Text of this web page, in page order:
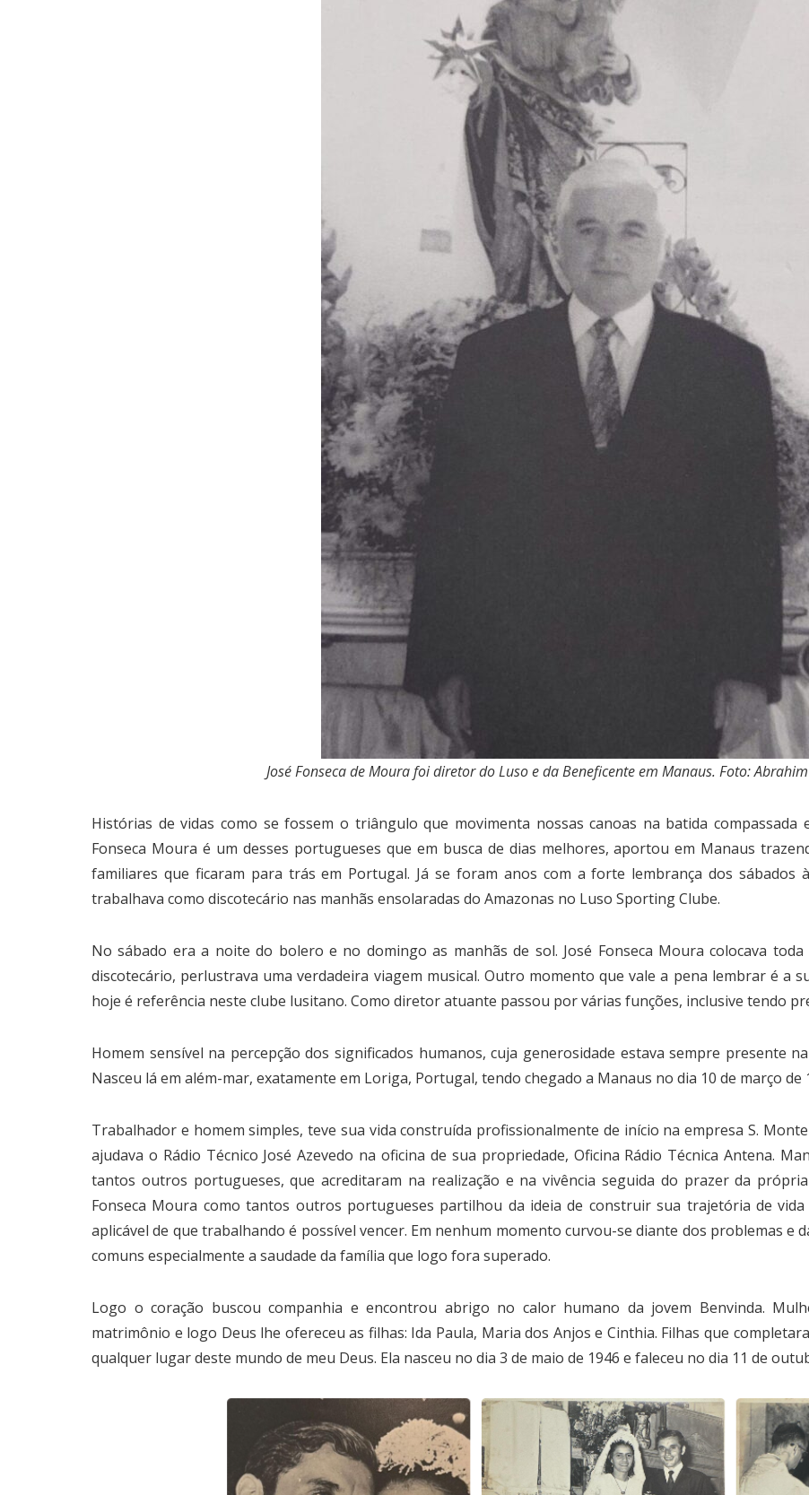
José Fonseca de Moura foi diretor do Luso e da Beneficente em Manaus. Foto:
Histórias de vidas como se fossem o triângulo que movimenta nossas canoas na batida compassada
Fonseca Moura é um desses portugueses que em busca de dias melhores, aportou em Manaus
familiares que ficaram para trás em Portugal. Já se foram anos com a forte lembrança dos sábados
trabalhava como discotecário nas manhãs ensolaradas do Amazonas no Luso Sporting Clube.
No sábado era a noite do bolero e no domingo as manhãs de sol. José Fonseca Moura colocava
discotecário, perlustrava uma verdadeira viagem musical. Outro momento que vale a pena lembrar é a
hoje é referência neste clube lusitano. Como diretor atuante passou por várias funções, inclusive tendo
Homem sensível na percepção dos significados humanos, cuja generosidade estava sempre presente
Nasceu lá em além-mar, exatamente em Loriga, Portugal, tendo chegado a Manaus no dia 10 de março de
Trabalhador e homem simples, teve sua vida construída profissionalmente de início na empresa S.
ajudava o Rádio Técnico José Azevedo na oficina de sua propriedade, Oficina Rádio Técnica Antena.
tantos outros portugueses, que acreditaram na realização e na vivência seguida do prazer da
Fonseca Moura como tantos outros portugueses partilhou da ideia de construir sua trajetória de
aplicável de que trabalhando é possível vencer. Em nenhum momento curvou-se diante dos problemas e
comuns especialmente a saudade da família que logo fora superado.
Logo o coração buscou companhia e encontrou abrigo no calor humano da jovem Benvinda.
matrimônio e logo Deus lhe ofereceu as filhas: Ida Paula, Maria dos Anjos e Cinthia. Filhas que
qualquer lugar deste mundo de meu Deus. Ela nasceu no dia 3 de maio de 1946 e faleceu no dia 11 de